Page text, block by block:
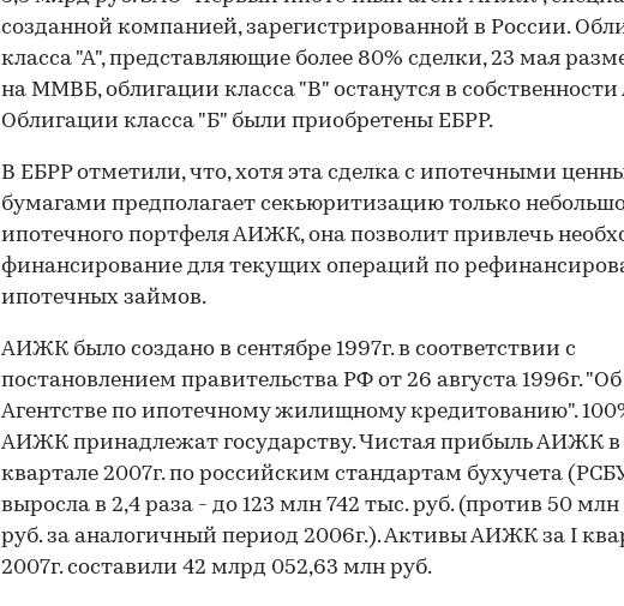
созданной компанией, зарегистрированной в России.
класса "А", представляющие более 80% сделки, 23 мая
на ММВБ, облигации класса "В" останутся в
Облигации класса "Б" были приобретены ЕБРР.
В ЕБРР отметили, что, хотя эта сделка с ипотечными
бумагами предполагает секьюритизацию только
ипотечного портфеля АИЖК, она позволит привлечь
финансирование для текущих операций по
ипотечных займов.
АИЖК было создано в сентябре 1997г. в соответствии с
постановлением правительства РФ от 26 августа 1996г. "Об
Агентстве по ипотечному жилищному кредитованию".
АИЖК принадлежат государству. Чистая прибыль АИЖК в
квартале 2007г. по российским стандартам бухучета
выросла в 2,4 раза - до 123 млн 742 тыс. руб. (против 50 млн
руб. за аналогичный период 2006г.). Активы АИЖК за I
2007г. составили 42 млрд 052,63 млн руб.